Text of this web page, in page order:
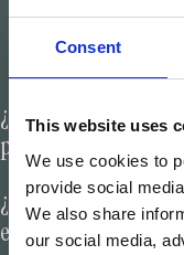
Consent
This website uses
We use cookies to
provide social
We also share
our social media,
¿Qué beneficios
proyectos de
¿Cómo influye la
en la exclusividad